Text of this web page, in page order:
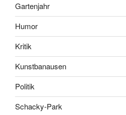
Gartenjahr
Humor
Kritik
Kunstbanausen
Politik
Schacky-Park